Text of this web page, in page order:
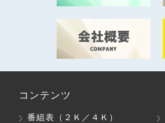
コンテンツ
番組表（２Ｋ／４Ｋ）